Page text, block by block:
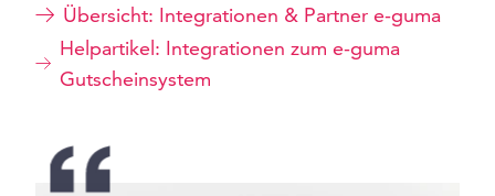
Übersicht: Integrationen & Partner e-guma
Helpartikel: Integrationen zum e-guma
Gutscheinsystem